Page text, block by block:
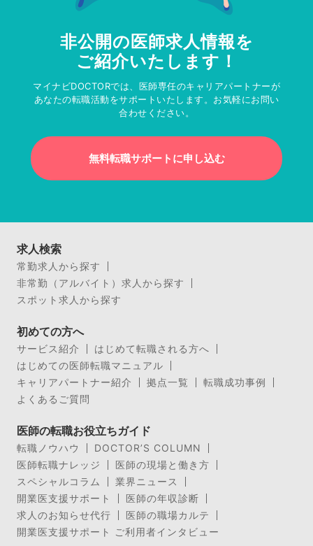
非公開の医師求人情報を
ご紹介いたします！
マイナビDOCTORでは、医師専任のキャリアパートナーが
あなたの転職活動をサポートいたします。お気軽にお問い
合わせください。
無料転職サポートに申し込む
求人検索
常勤求人から探す
非常勤（アルバイト）求人から探す
スポット求人から探す
初めての方へ
サービス紹介
はじめて転職される方へ
はじめての医師転職マニュアル
キャリアパートナー紹介
拠点一覧
転職成功事例
よくあるご質問
医師の転職お役立ちガイド
転職ノウハウ
DOCTOR’S COLUMN
医師転職ナレッジ
医師の現場と働き方
スペシャルコラム
業界ニュース
開業医支援サポート
医師の年収診断
求人のお知らせ代行
医師の職場カルテ
開業医支援サポート ご利用者インタビュー